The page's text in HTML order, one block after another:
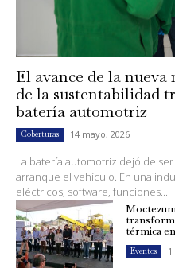
El avance de la
de la sustentabilidad
batería automotriz
Coberturas 14 mayo, 2026
La batería automotriz dejó de
arranque el vehículo. En una
eléctricos, software, funciones...
térmica
Eventos